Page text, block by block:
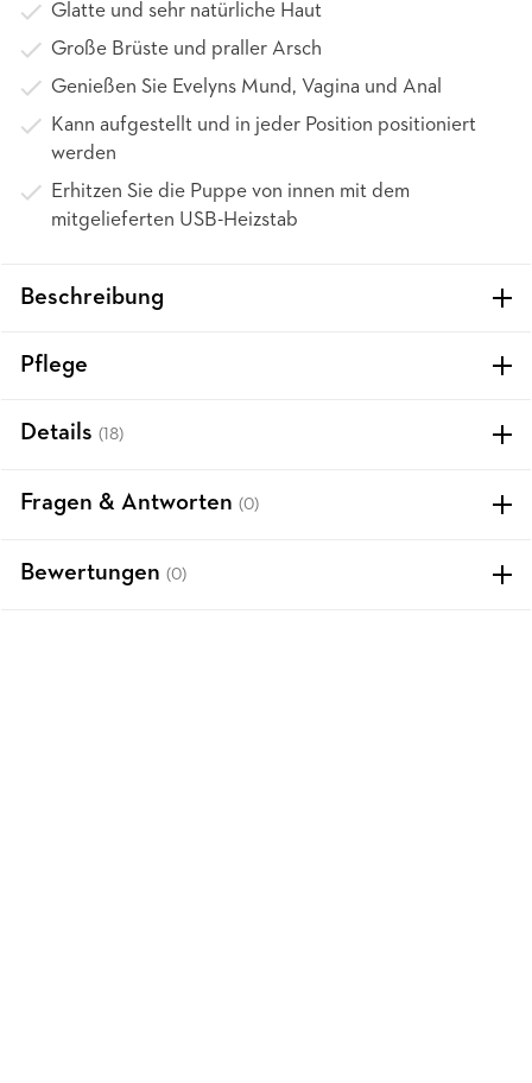
Glatte und sehr natürliche Haut
Große Brüste und praller Arsch
Genießen Sie Evelyns Mund, Vagina und Anal
Kann aufgestellt und in jeder Position positioniert
werden
Erhitzen Sie die Puppe von innen mit dem
mitgelieferten USB-Heizstab
Beschreibung
Pflege
Details (18)
Fragen & Antworten (0)
Bewertungen (0)